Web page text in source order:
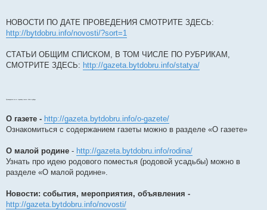
НОВОСТИ ПО ДАТЕ ПРОВЕДЕНИЯ СМОТРИТЕ ЗДЕСЬ:
http://bytdobru.info/novosti/?sort=1
СТАТЬИ ОБЩИМ СПИСКОМ, В ТОМ ЧИСЛЕ ПО РУБРИКАМ,
СМОТРИТЕ ЗДЕСЬ: http://gazeta.bytdobru.info/statya/
О газете - http://gazeta.bytdobru.info/o-gazete/
Ознакомиться с содержанием газеты можно в разделе «О газете»
О малой родине - http://gazeta.bytdobru.info/rodina/
Узнать про идею родового поместья (родовой усадьбы) можно в
разделе «О малой родине».
Новости: события, мероприятия, объявления -
http://gazeta.bytdobru.info/novosti/